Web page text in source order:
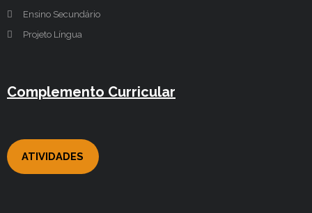
Ensino Secundário
Projeto Língua
Complemento Curricular
ATIVIDADES